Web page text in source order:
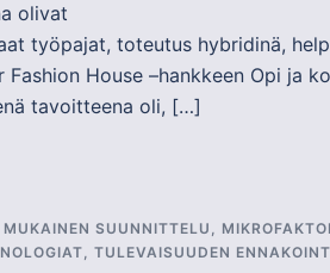
olivat
työpajat, toteutus hybridinä,
Fashion House –hankkeen Opi ja
tavoitteena oli, […]
SUUNNITTELU,
,TULEVAISUUDEN